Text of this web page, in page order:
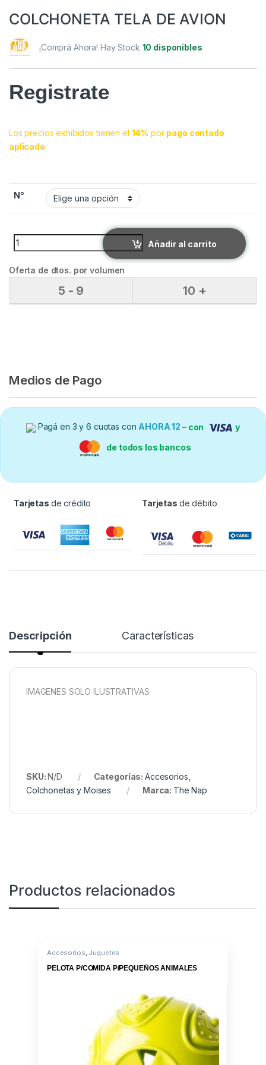
COLCHONETA TELA DE AVION
¡Comprá Ahora! Hay Stock 10 disponibles
Registrate
Los precios exhibidos tienen el 14% por pago contado
aplicado
N°
COLCHONETA TELA DE AVION quantity
Añadir al carrito
Oferta de dtos. por volumen
5 - 9 10 +
Medios de Pago
Pagá en 3 y 6 cuotas con AHORA 12 – con y
de todos los bancos
Tarjetas de crédito Tarjetas de débito
Descripción Características
IMAGENES SOLO ILUSTRATIVAS
SKU: N/D Categorías: Accesorios,
Colchonetas y Moises
Marca: The Nap
Productos relacionados
Accesorios, Juguetes
PELOTA P/COMIDA P/PEQUEÑOS ANIMALES